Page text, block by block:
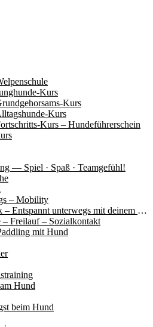
Kurs
Kurs
Kurs
Kurs – Hundeführerschein
— Spiel · Spaß · Teamgefühl!
– Mobility
Social Walk – Entspannt unterwegs mit deinem Hund
– Freilauf – Sozialkontakt
mit Hund
Hund
beim Hund